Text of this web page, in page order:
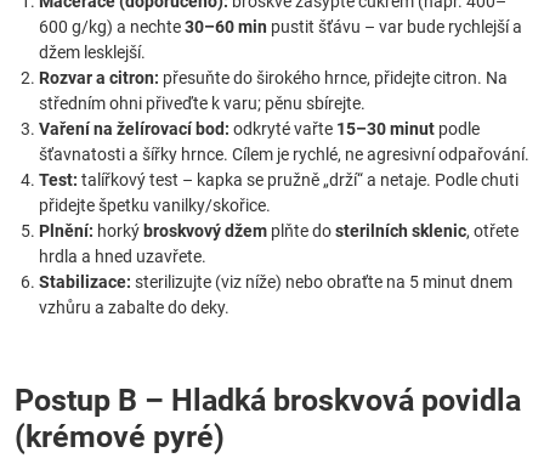
600 g/kg) a nechte30–60 min pustit šťávu – var bude rychlejší a
džem lesklejší.
Rozvar a citron: přesuňte do širokého hrnce, přidejte citron. Na
středním ohni přiveďte k varu; pěnu sbírejte.
Vaření na želírovací bod: odkryté vařte 15–30 minut podle
šťavnatosti a šířky hrnce. Cílem je rychlé, ne agresivní odpařování.
Test: talířkový test – kapka se pružně „drží“ a netaje. Podle chuti
přidejte špetku vanilky/skořice.
Plnění: horký broskvový džem plňte dosterilních sklenic, otřete
hrdla a hned uzavřete.
Stabilizace: sterilizujte (viz níže) nebo obraťte na 5 minut dnem
vzhůru a zabalte do deky.
Postup B – Hladká broskvová povidla
(krémové pyré)